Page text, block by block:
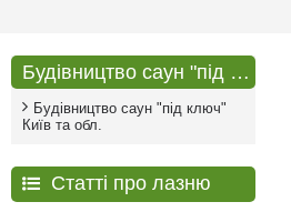
Будівництво саун "під ключ"
Будівництво саун "під ключ"
Київ та обл.
Статті про лазню